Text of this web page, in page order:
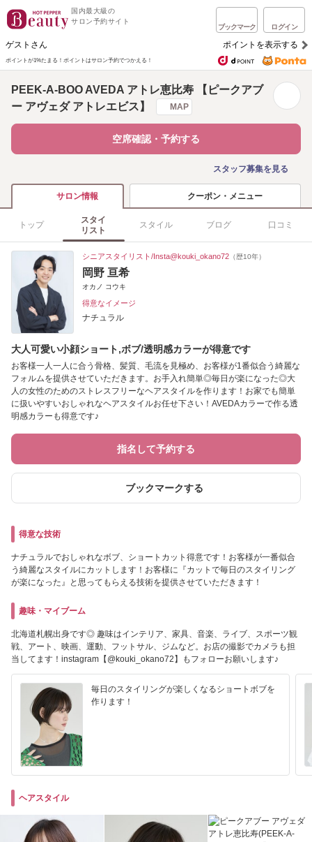
国内最大級の
サロン予約サイト
ブックマーク ログイン
ゲストさん ポイントを表示する
ポイントが1%たまる！ ポイントはサロン予約でつかえる！
PEEK-A-BOO AVEDA アトレ恵比寿 【ピークアブ
ー アヴェダ アトレエビス】
MAP
空席確認・予約する
スタッフ募集を見る
サロン情報 クーポン・メニュー
トップ
スタイ
リスト
スタイル ブログ 口コミ
シニアスタイリスト/Insta@kouki_okano72 （歴10年）
岡野 亘希
オカノ コウキ
得意なイメージ
ナチュラル
大人可愛い小顔ショート,ボブ/透明感カラーが得意です
お客様一人一人に合う骨格、髪質、毛流を見極め、お客様が1番似合う綺麗な
フォルムを提供させていただきます。お手入れ簡単◎毎日が楽になった◎大
人の女性のためのストレスフリーなヘアスタイルを作ります！お家でも簡単
に扱いやすいおしゃれなヘアスタイルお任せ下さい！AVEDAカラーで作る透
明感カラーも得意です♪
指名して予約する
ブックマークする
得意な技術
ナチュラルでおしゃれなボブ、ショートカット得意です！お客様が一番似合
う綺麗なスタイルにカットします！お客様に『カットで毎日のスタイリング
が楽になった』と思ってもらえる技術を提供させていただきます！
趣味・マイブーム
北海道札幌出身です◎ 趣味はインテリア、家具、音楽、ライブ、スポーツ観
戦、アート、映画、運動、フットサル、ジムなど。お店の撮影でカメラも担
当してます！instagram【@kouki_okano72】もフォローお願いします♪
毎日のスタイリングが楽しくなるショートボブを
作ります！
ヘアスタイル